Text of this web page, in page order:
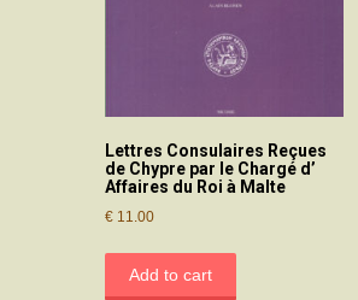
Lettres Consulaires Reçues
de Chypre par le Chargé d’
Affaires du Roi à Malte
€ 11.00
Add to cart